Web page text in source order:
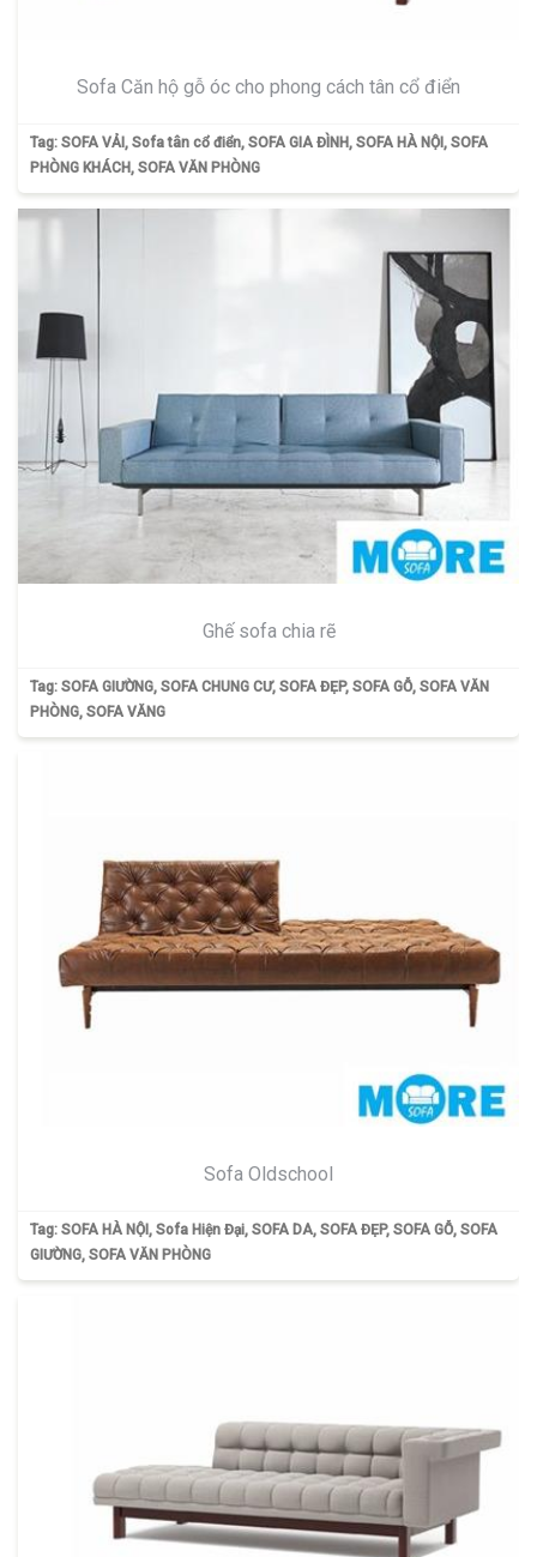
Sofa Căn hộ gỗ óc cho phong cách tân cổ điển
Tag: SOFA VẢI, Sofa tân cổ điển, SOFA GIA ĐÌNH, SOFA HÀ NỘI , SOFA
PHÒNG KHÁCH, SOFA VĂN PHÒNG
Ghế sofa chia rẽ
Tag: SOFA GIƯỜNG, SOFA CHUNG CƯ, SOFA ĐẸP, SOFA GỖ, SOFA VĂN
PHÒNG, SOFA VĂNG
Sofa Oldschool
Tag: SOFA HÀ NỘI , Sofa Hiện Đại, SOFA DA, SOFA ĐẸP, SOFA GỖ, SOFA
GIƯỜNG, SOFA VĂN PHÒNG